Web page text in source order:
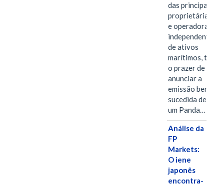
das principais
proprietárias
e operadoras
independentes
de ativos
marítimos, tem
o prazer de
anunciar a
emissão bem-
sucedida de
um Panda…
Análise da
FP
Markets:
O iene
japonês
encontra-